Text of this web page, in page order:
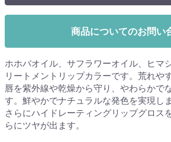
商品についてのお問い
ホホバオイル、サフラワーオイル、ヒマ
リートメントリップカラーです。荒れや
唇を紫外線や乾燥から守り、やわらかで
す。鮮やかでナチュラルな発色を実現しま
さらにハイドレーティングリップグロス
らにツヤが出ます。